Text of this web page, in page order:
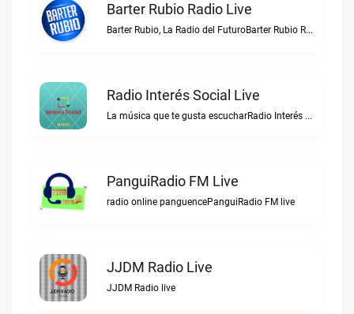
Barter Rubio Radio Live
Barter Rubio, La Radio del FuturoBarter Rubio Radio live
Radio Interés Social Live
La música que te gusta escucharRadio Interés Social live
PanguiRadio FM Live
radio online panguencePanguiRadio FM live
JJDM Radio Live
JJDM Radio live